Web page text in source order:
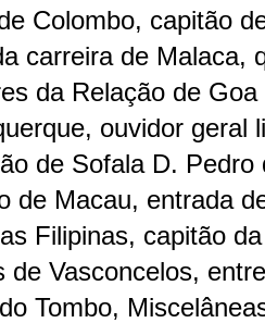
Colombo, capitão
carreira de Malaca,
da Relação de
ouvidor geral
de Sofala D. Pedro
de Macau, entrada
Filipinas, capitão
de Vasconcelos,
Tombo,